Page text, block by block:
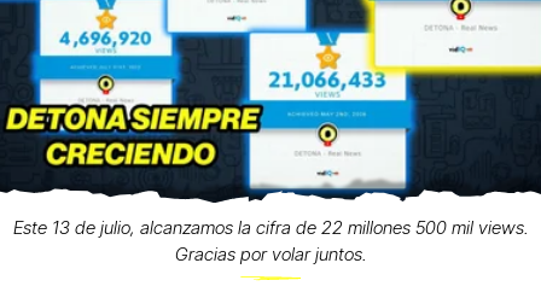
Este 13 de julio, alcanzamos la cifra de 22 millones 500 mil views.
Gracias por volar juntos.